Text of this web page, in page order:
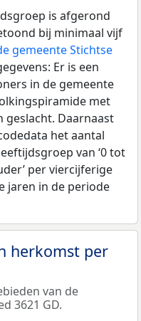
is afgerond
bij minimaal vijf
gemeente Stichtse
Er is een
in de gemeente
met
geslacht. Daarnaast
het aantal
van ‘0 tot
per viercijferige
jaren in de periode
herkomst per
van de
3621 GD.